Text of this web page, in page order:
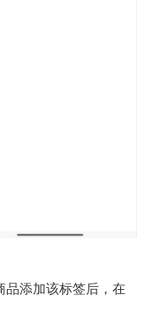
品添加该标签后，在